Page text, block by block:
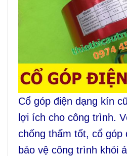
Cổ góp điện dạng kín
lợi ích cho công trình.
chống thấm tốt, cổ góp
bảo vệ công trình khỏi